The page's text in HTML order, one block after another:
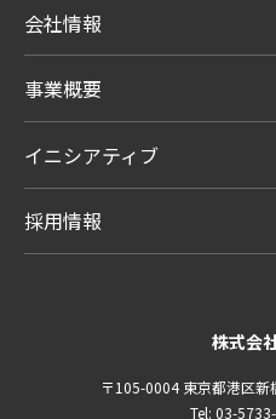
会社情報
事業概要
イニシアティブ
採用情報
株式会
〒105-0004 東京都港区
Tel: 03-